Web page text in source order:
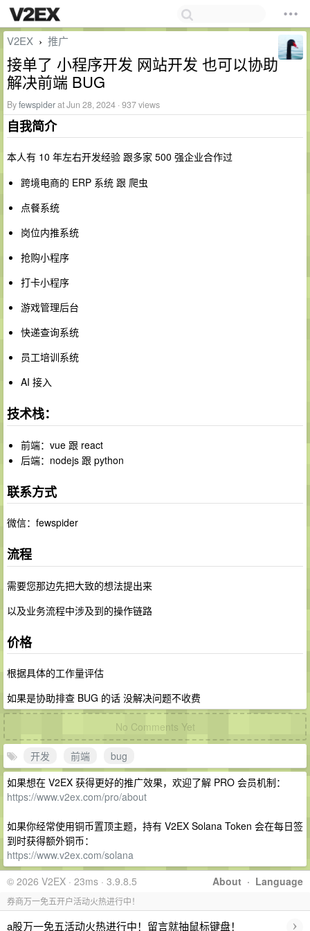
V2EX › 推广
接单了 小程序开发 网站开发 也可以协助
解决前端 BUG
Byfewspiderat Jun 28, 2024 · 937 views
自我简介
本人有 10 年左右开发经验 跟多家 500 强企业合作过
跨境电商的 ERP 系统 跟 爬虫
点餐系统
岗位内推系统
抢购小程序
打卡小程序
游戏管理后台
快递查询系统
员工培训系统
AI 接入
技术栈：
前端：vue 跟 react
后端：nodejs 跟 python
联系方式
微信：fewspider
流程
需要您那边先把大致的想法提出来
以及业务流程中涉及到的操作链路
价格
根据具体的工作量评估
如果是协助排查 BUG 的话 没解决问题不收费
No Comments Yet
开发 前端
bug
如果想在 V2EX 获得更好的推广效果，欢迎了解 PRO 会员机制：
https://www.v2ex.com/pro/about
如果你经常使用铜币置顶主题，持有 V2EX Solana Token 会在每日签
到时获得额外铜币：
https://www.v2ex.com/solana
About · Language
© 2026 V2EX · 23ms · 3.9.8.5
券商万一免五开户活动火热进行中！
a股万一免五活动火热进行中！留言就抽鼠标键盘！ ›